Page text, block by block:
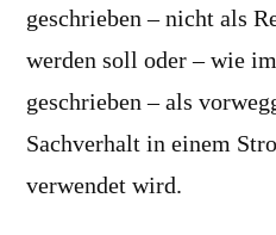
geschrieben – nicht als
werden soll oder – wie
geschrieben – als
Sachverhalt in einem
verwendet wird.